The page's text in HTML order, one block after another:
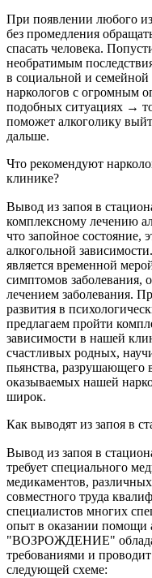
При появлении любого
без промедления
спасать человека.
необратимым
в социальной и
наркологов с огромным
подобных ситуациях →
поможет алкоголику
дальше.
Что рекомендуют
клинике?
Вывод из запоя в
комплексному лечению
что запойное состояние,
алкогольной
является временной
симптомов заболевания,
лечением заболевания.
развития в
предлагаем пройти
зависимости в нашей
счастливых родных,
пьянства, разрушающего
оказываемых нашей
широк.
Как выводят из запоя в
Вывод из запоя в
требует специального
медикаментов,
совместного труда
специалистов многих
опыт в оказании помощи
"ВОЗРОЖДЕНИЕ"
требованиями и
следующей схеме: